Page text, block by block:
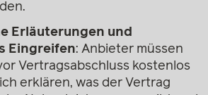
Erläuterungen und
Eingreifen: Anbieter müssen
Vertragsabschluss kostenlos
erklären, was der Vertrag